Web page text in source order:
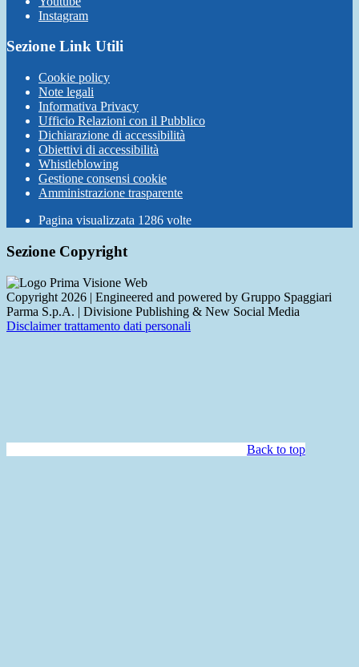
Instagram
Sezione Link Utili
Cookie policy
Note legali
Informativa Privacy
Ufficio Relazioni con il Pubblico
Dichiarazione di accessibilità
Obiettivi di accessibilità
Whistleblowing
Gestione consensi cookie
Amministrazione trasparente
Pagina visualizzata 1286 volte
Sezione Copyright
Copyright 2026 | Engineered and powered by Gruppo Spaggiari
Parma S.p.A. | Divisione Publishing & New Social Media
Disclaimer trattamento dati personali
Back to top